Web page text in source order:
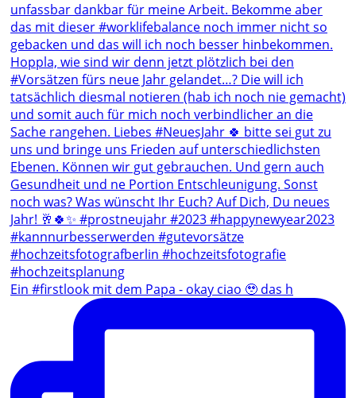
Ein #firstlook mit dem Papa - okay ciao 🥹 das h